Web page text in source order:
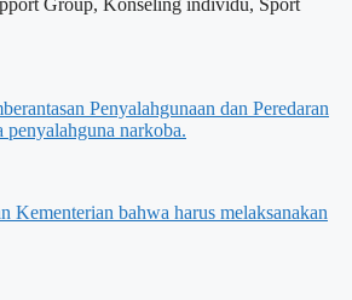
Group, Konseling individu, Sport
Penyalahgunaan dan Peredaran
narkoba.
Kementerian bahwa harus melaksanakan